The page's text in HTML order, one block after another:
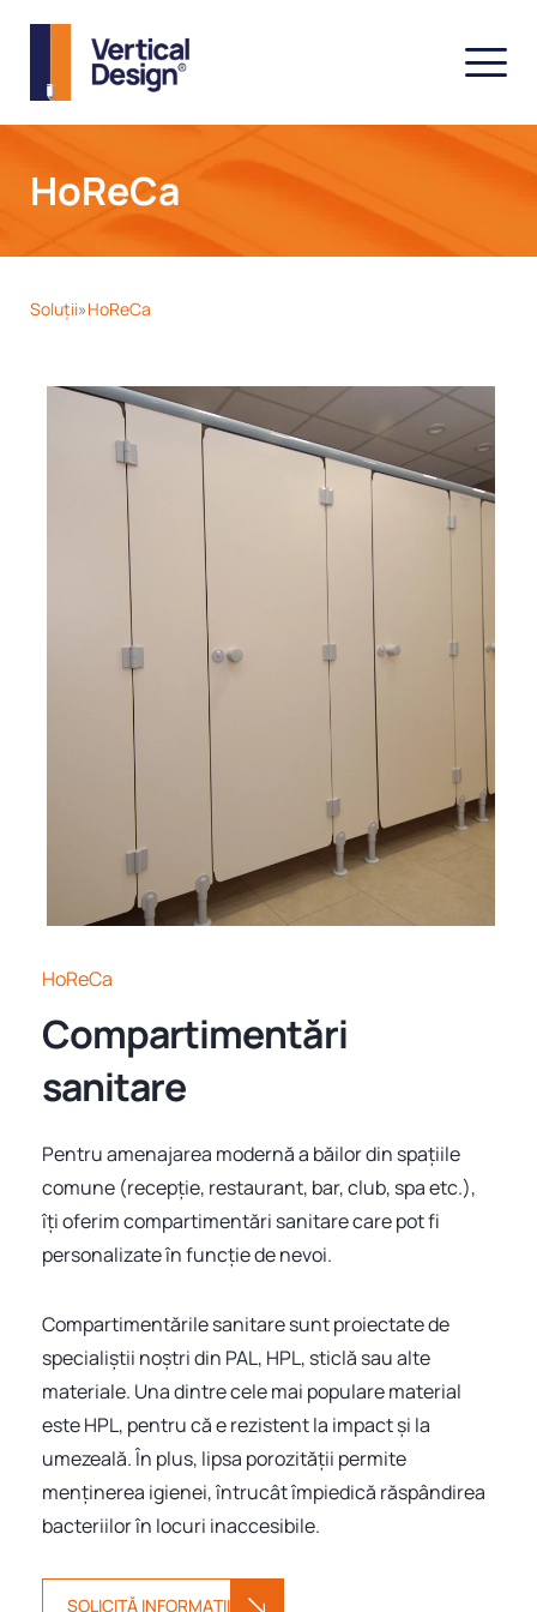
HoReCa
Soluții HoReCa
HoReCa
Compartimentări
sanitare
Pentru amenajarea modernă a băilor din spațiile
comune (recepție, restaurant, bar, club, spa etc.),
îți oferim compartimentări sanitare care pot fi
personalizate în funcție de nevoi.
Compartimentările sanitare sunt proiectate de
specialiștii noștri din PAL, HPL, sticlă sau alte
materiale. Una dintre cele mai populare material
este HPL, pentru că e rezistent la impact și la
umezeală. În plus, lipsa porozității permite
menținerea igienei, întrucât împiedică răspândirea
bacteriilor în locuri inaccesibile.
SOLICITĂ INFORMAȚII